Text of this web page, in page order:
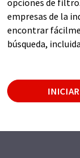
empresas de la
encontrar
búsqueda,